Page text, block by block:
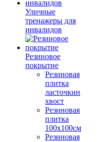
Уличные
тренажеры для
инвалидов
Резиновое
покрытие
Резиновая
плитка
ласточкин
хвост
Резиновая
плитка
100х100см
Резиновая